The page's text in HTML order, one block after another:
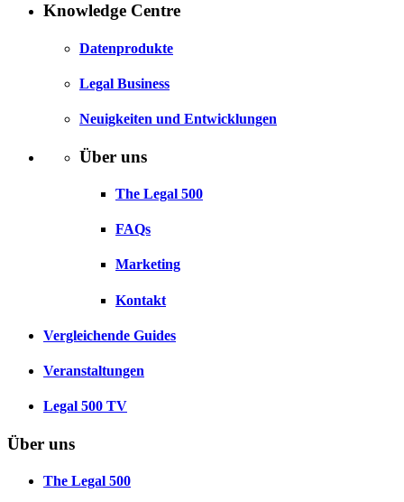
Knowledge Centre
Datenprodukte
Legal Business
Neuigkeiten und Entwicklungen
Über uns
The Legal 500
FAQs
Marketing
Kontakt
Vergleichende Guides
Veranstaltungen
Legal 500 TV
Über uns
The Legal 500